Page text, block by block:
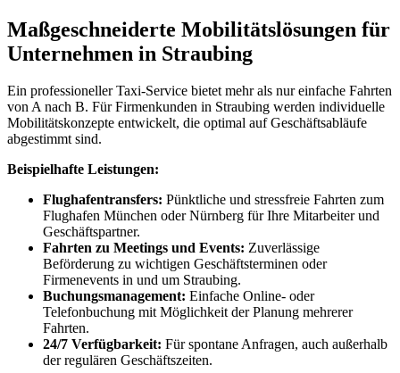
Maßgeschneiderte Mobilitätslösungen für
Unternehmen in Straubing
Ein professioneller Taxi-Service bietet mehr als nur einfache Fahrten
von A nach B. Für Firmenkunden in Straubing werden individuelle
Mobilitätskonzepte entwickelt, die optimal auf Geschäftsabläufe
abgestimmt sind.
Beispielhafte Leistungen:
Flughafentransfers: Pünktliche und stressfreie Fahrten zum
Flughafen München oder Nürnberg für Ihre Mitarbeiter und
Geschäftspartner.
Fahrten zu Meetings und Events: Zuverlässige
Beförderung zu wichtigen Geschäftsterminen oder
Firmenevents in und um Straubing.
Buchungsmanagement: Einfache Online- oder
Telefonbuchung mit Möglichkeit der Planung mehrerer
Fahrten.
24/7 Verfügbarkeit: Für spontane Anfragen, auch außerhalb
der regulären Geschäftszeiten.